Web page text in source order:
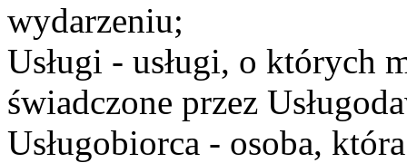
wydarzeniu;
Usługi - usługi, o których
świadczone przez
Usługobiorca - osoba,